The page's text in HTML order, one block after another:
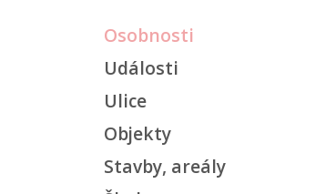
Osobnosti
Události
Ulice
Objekty
Stavby, areály